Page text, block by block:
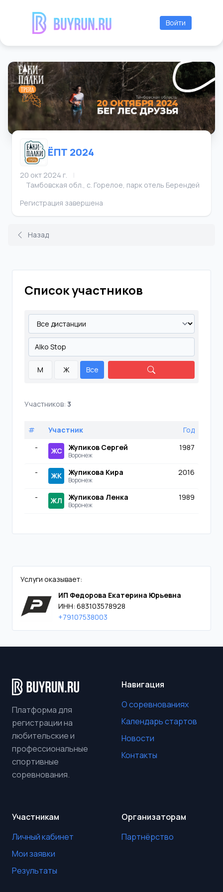
Войти
ЁПТ 2024
20 окт 2024 г.
|
Тамбовская обл., с. Горелое, парк отель Берендей
Регистрация завершена
Назад
Список участников
М Ж Все
Участников: 3
# Участник
Год
-
ЖС Жупиков Сергей
Воронеж
1987
- ЖК Жупикова Кира
Воронеж
2016
- ЖЛ Жупикова Ленка
Воронеж
1989
Услуги оказывает:
ИП Федорова Екатерина Юрьевна
ИНН: 683103578928
+79107538003
Платформа для
регистрации на
любительские и
профессиональные
спортивные
соревнования.
Навигация
О соревнованиях
Календарь стартов
Новости
Контакты
Участникам
Личный кабинет
Мои заявки
Результаты
Организаторам
Партнёрство